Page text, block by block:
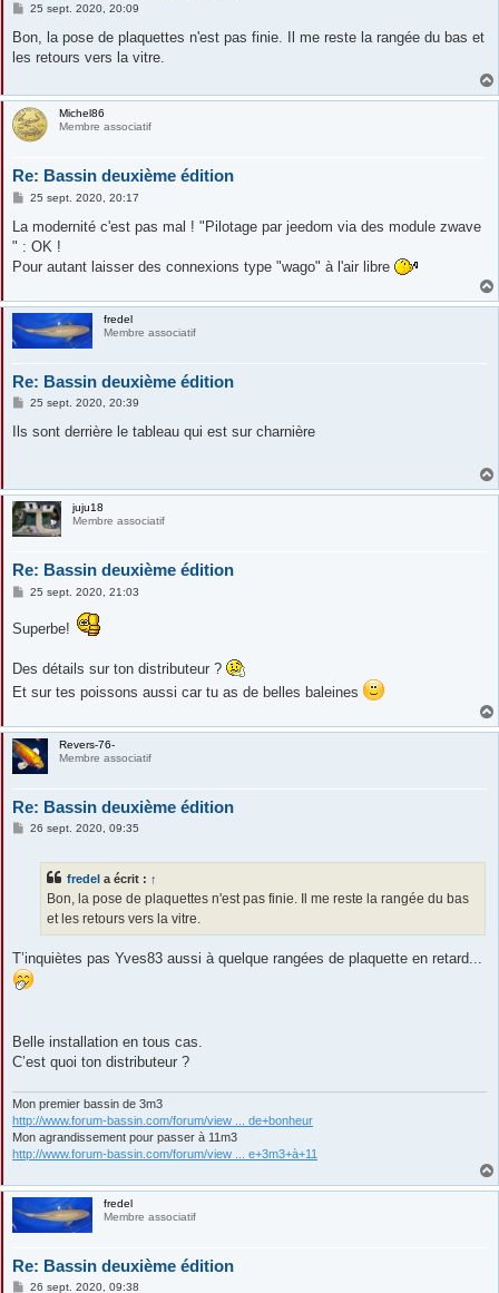
M
s
a
25 sept. 2020, 20:09
Bon, la pose de plaquettes n'est pas finie. Il me reste la rangée du bas et
les retours vers la vitre.
Michel86
Membre associatif
Re: Bassin deuxième édition
M
s
a
g
25 sept. 2020, 20:17
La modernité c'est pas mal ! "Pilotage par jeedom via des module zwave
" : OK !
Pour autant laisser des connexions type "wago" à l'air libre
fredel
Membre associatif
Re: Bassin deuxième édition
M
s
25 sept. 2020, 20:39
Ils sont derrière le tableau qui est sur charnière
juju18
Membre associatif
Re: Bassin deuxième édition
M
s
e
25 sept. 2020, 21:03
Superbe!
Des détails sur ton distributeur ?
Et sur tes poissons aussi car tu as de belles baleines
Revers-76-
Membre associatif
Re: Bassin deuxième édition
M26 sept. 2020, 09:35
fredel a écrit : ↑
Bon, la pose de plaquettes n'est pas finie. Il me reste la rangée du bas
et les retours vers la vitre.
T’inquiètes pas Yves83 aussi à quelque rangées de plaquette en retard...
Belle installation en tous cas.
C’est quoi ton distributeur ?
Mon premier bassin de 3m3
http://www.forum-bassin.com/forum/view ... de+bonheur
Mon agrandissement pour passer à 11m3
http://www.forum-bassin.com/forum/view ... e+3m3+à+11
fredel
Membre associatif
Re: Bassin deuxième édition
M26 sept. 2020, 09:38